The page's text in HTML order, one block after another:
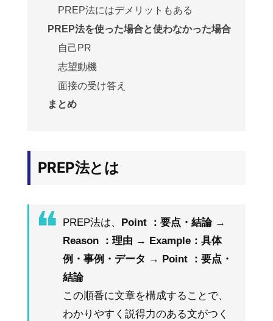
PREP法にはデメリットもある
PREP法を使った場合と使わなかった場合
自己PR
志望動機
面接の受け答え
まとめ
PREP法とは
PREP法は、 Point ：要点・結論→
Reason ：理由 → Example：具体
例・事例・データ → Point ：要点・
結論
この順番に文章を構成することで、
わかりやすく説得力のある文がつく